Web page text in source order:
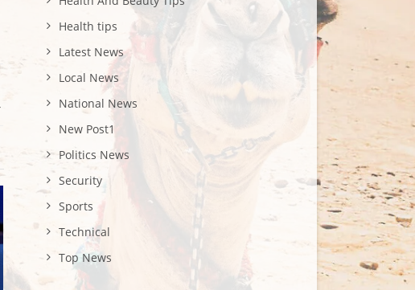
Health tips
Latest News
Local News
National News
New Post1
Politics News
Security
Sports
Technical
Top News